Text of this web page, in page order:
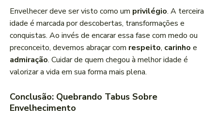
Envelhecer deve ser visto como um privilégio. A terceira
idade é marcada por descobertas, transformações e
conquistas. Ao invés de encarar essa fase com medo ou
preconceito, devemos abraçar com respeito, carinho e
admiração. Cuidar de quem chegou à melhor idade é
valorizar a vida em sua forma mais plena.
Conclusão: Quebrando Tabus Sobre
Envelhecimento